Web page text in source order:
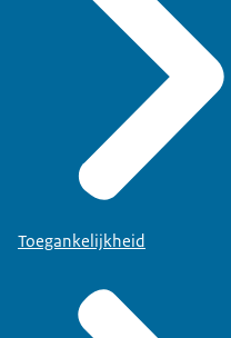
Toegankelijkheid